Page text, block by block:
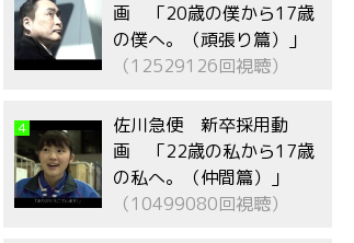
画 「20歳の僕から17歳
の僕へ。（頑張り篇）」
（12529126回視聴）
4
佐川急便 新卒採用動
画 「22歳の私から17歳
の私へ。（仲間篇）」
（10499080回視聴）